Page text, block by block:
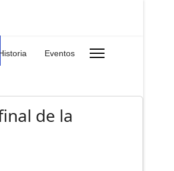
Eventos
de la